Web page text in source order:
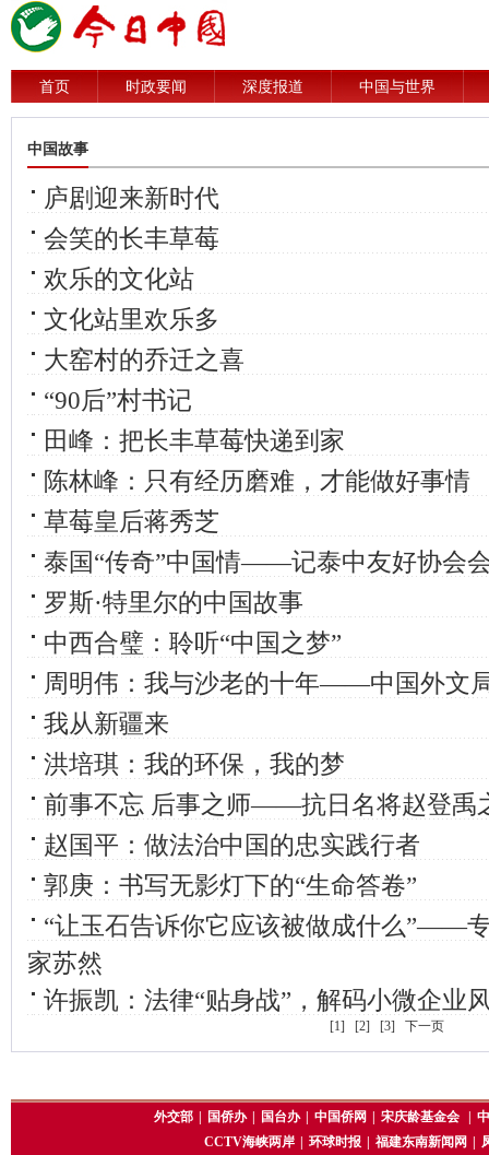
首页 时政要闻 深度报道 中国与世界
中国故事
庐剧迎来新时代
会笑的长丰草莓
欢乐的文化站
文化站里欢乐多
大窑村的乔迁之喜
“90后”村书记
田峰：把长丰草莓快递到家
陈林峰：只有经历磨难，才能做好事情
草莓皇后蒋秀芝
泰国“传奇”中国情——记泰中友好协会
罗斯·特里尔的中国故事
中西合璧：聆听“中国之梦”
周明伟：我与沙老的十年——中国外文
我从新疆来
洪培琪：我的环保，我的梦
前事不忘 后事之师——抗日名将赵登禹
赵国平：做法治中国的忠实践行者
郭庚：书写无影灯下的“生命答卷”
“让玉石告诉你它应该被做成什么”——
家苏然
许振凯：法律“贴身战”，解码小微企业
[1] [2] [3] 下一页
外交部 国侨办 国台办 中国侨网 宋庆龄基金会
CCTV海峡两岸
环球时报 福建东南新闻网